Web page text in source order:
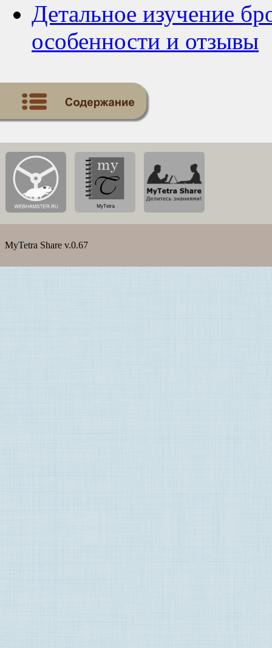
Детальное изучение
особенности и отзывы
MyTetra Share v.0.67